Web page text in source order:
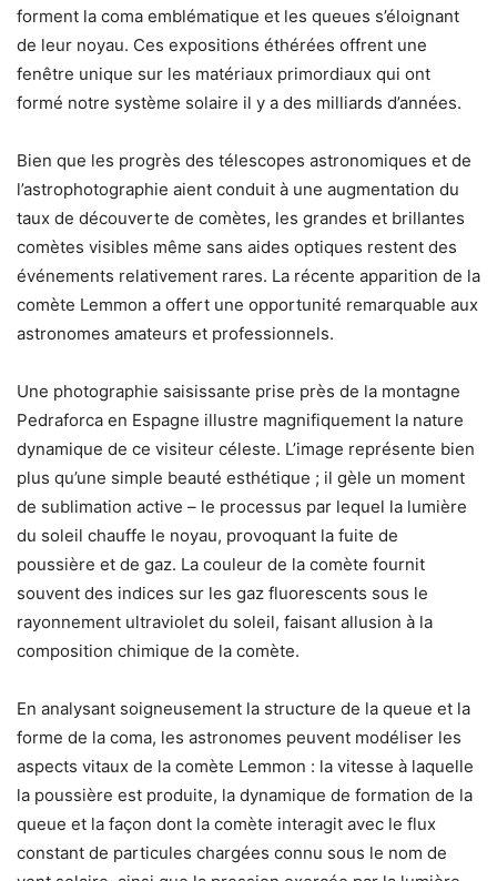
forment la coma emblématique et les queues s’éloignant
de leur noyau. Ces expositions éthérées offrent une
fenêtre unique sur les matériaux primordiaux qui ont
formé notre système solaire il y a des milliards d’années.
Bien que les progrès des télescopes astronomiques et de
l’astrophotographie aient conduit à une augmentation du
taux de découverte de comètes, les grandes et brillantes
comètes visibles même sans aides optiques restent des
événements relativement rares. La récente apparition de la
comète Lemmon a offert une opportunité remarquable aux
astronomes amateurs et professionnels.
Une photographie saisissante prise près de la montagne
Pedraforca en Espagne illustre magnifiquement la nature
dynamique de ce visiteur céleste. L’image représente bien
plus qu’une simple beauté esthétique ; il gèle un moment
de sublimation active – le processus par lequel la lumière
du soleil chauffe le noyau, provoquant la fuite de
poussière et de gaz. La couleur de la comète fournit
souvent des indices sur les gaz fluorescents sous le
rayonnement ultraviolet du soleil, faisant allusion à la
composition chimique de la comète.
En analysant soigneusement la structure de la queue et la
forme de la coma, les astronomes peuvent modéliser les
aspects vitaux de la comète Lemmon : la vitesse à laquelle
la poussière est produite, la dynamique de formation de la
queue et la façon dont la comète interagit avec le flux
constant de particules chargées connu sous le nom de